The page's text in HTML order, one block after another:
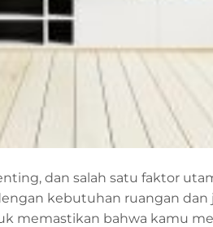
dan salah satu faktor
kebutuhan ruangan
memastikan bahwa kamu